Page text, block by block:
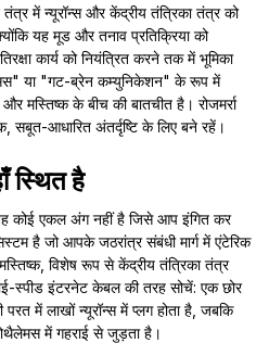
में न्यूरॉन्स और केंद्रीय तंत्रिका तंत्र को
यह मूड और तनाव प्रतिक्रिया को
कार्य को नियंत्रित करने तक में भूमिका
या "गट-ब्रेन कम्युनिकेशन" के रूप में
के बीच की बातचीत है। रोजमर्रा
सबूत-आधारित अंतर्दृष्टि के लिए बने रहें।
स्थित है
कोई एकल अंग नहीं है जिसे आप इंगित कर
है जो आपके जठरांत्र संबंधी मार्ग में एंटेरिक
विशेष रूप से केंद्रीय तंत्रिका तंत्र
इंटरनेट केबल की तरह सोचें: एक छोर
में लाखों न्यूरॉन्स में प्लग होता है, जबकि
में गहराई से जुड़ता है।